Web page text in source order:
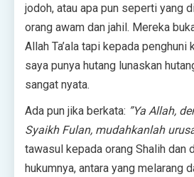
jodoh, atau apa pun seperti yang
orang awam dan jahil. Mereka
Allah Ta’ala tapi kepada penghuni
saya punya hutang lunaskan
sangat nyata.
Ada pun jika berkata: ”Ya Allah,
Syaikh Fulan, mudahkanlah
tawasul kepada orang Shalih dan
hukumnya, antara yang melarang